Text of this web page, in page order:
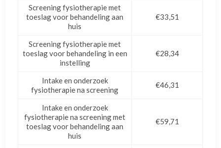
Screening fysiotherapie met
toeslag voor behandeling aan
huis
€33,51
Screening fysiotherapie met
toeslag voor behandeling in een
instelling
€28,34
Intake en onderzoek
fysiotherapie na screening
€46,31
Intake en onderzoek
fysiotherapie na screening met
toeslag voor behandeling aan
huis
€59,71